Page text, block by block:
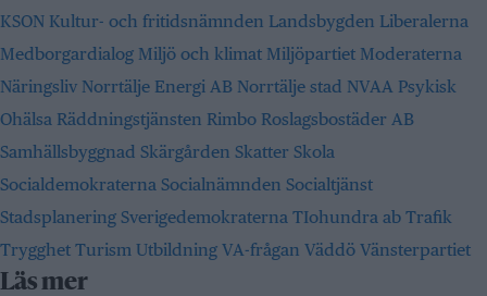
KSON Kultur- och fritidsnämnden Landsbygden Liberalerna
Medborgardialog Miljö och klimat Miljöpartiet Moderaterna
Näringsliv Norrtälje Energi AB Norrtälje stad NVAA Psykisk
Ohälsa Räddningstjänsten Rimbo Roslagsbostäder AB
Samhällsbyggnad Skärgården Skatter Skola
Socialdemokraterna Socialnämnden Socialtjänst
Stadsplanering Sverigedemokraterna TIohundra ab Trafik
Trygghet Turism Utbildning VA-frågan Väddö Vänsterpartiet
Läs mer